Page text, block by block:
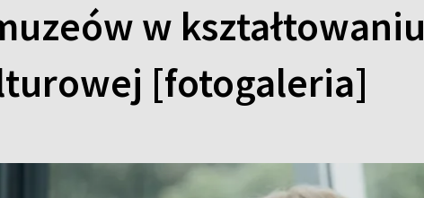
w kształtowaniu
[fotogaleria]